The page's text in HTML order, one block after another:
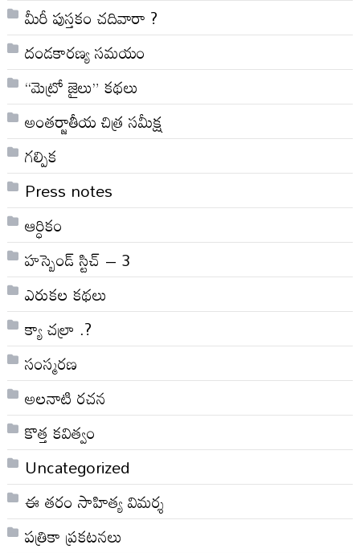
మీరీ పుస్తకం చదివారా ?
దండకారణ్య సమయం
“మెట్రో జైలు” కథలు
అంతర్జాతీయ చిత్ర సమీక్ష
గల్పిక
Press notes
ఆర్ధికం
హస్బెండ్ స్టిచ్ – 3
ఎరుకల కథలు
క్యా చల్రా .?
సంస్మరణ
అలనాటి రచన
కొత్త కవిత్వం
Uncategorized
ఈ తరం సాహిత్య విమర్శ
పత్రికా ప్రకటనలు